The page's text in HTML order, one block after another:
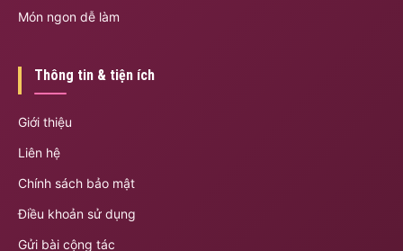
Món ngon dễ làm
Thông tin & tiện ích
Giới thiệu
Liên hệ
Chính sách bảo mật
Điều khoản sử dụng
Gửi bài cộng tác